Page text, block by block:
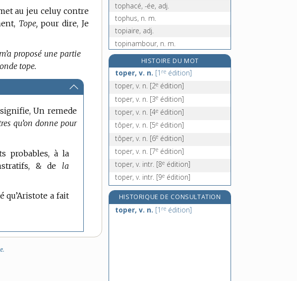
au jeu celuy contre
Tope, pour dire, Je
proposé une partie
tope.
Un remede
qu’on donne pour
probables, à la
& de la
a fait
tophacé, -ée, adj.
tophus, n. m.
topiaire, adj.
topinambour, n. m.
topique, adj. et n. f.
topiques, n. m. pl.[7eédition]
top model, n. m.
top-model, n. m.
HISTOIRE DU MOT
toper, v. n. [1 re édition]
toper, v. n. [2e édition]
toper, v. n. [3e édition]
toper, v. n. [4e édition]
tôper, v. n. [5e édition]
tôper, v. n. [6e édition]
toper, v. n. [7e édition]
toper, v. intr. [8e édition]
toper, v. intr. [9e édition]
HISTORIQUE DE CONSULTATION
toper, v. n. [1 re édition]